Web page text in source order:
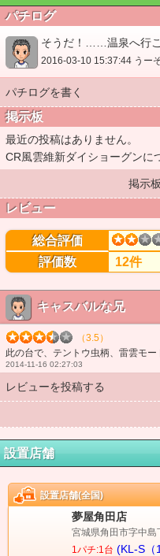
パチログ
そうだ！……温泉へ行
2016-03-10 15:37:44 うー
パチログを書く
掲示板
最近の投稿はありません。
CR風雲維新ダイショーグンに
掲示
レビュー
総合評価
評価数
12件
キャスバルな兄
（3.5）
2014-11-16 02:27:03
レビューを投稿する
設置店舗
設置店舗(全国)
夢屋角田店
宮城県角田市字中島
1パチ:1台 (KL-S（